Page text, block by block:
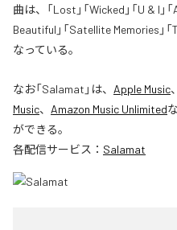
曲は、「Lost」「Wicked」「U & I」
Beautiful」「Satellite Memories」
なっている。
なお「Salamat 」は、 Apple Music、
Music、 Amazon Music Unlimited
ができる。
各配信サービス： Salamat